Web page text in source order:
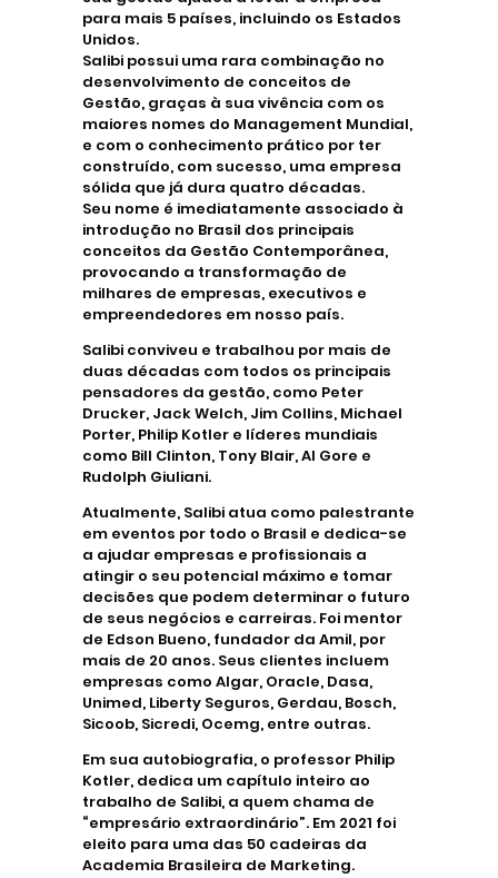
para mais 5 países, incluindo os Estados
Unidos.
Salibi possui uma rara combinação no
desenvolvimento de conceitos de
Gestão, graças à sua vivência com os
maiores nomes do Management Mundial,
e com o conhecimento prático por ter
construído, com sucesso, uma empresa
sólida que já dura quatro décadas.
Seu nome é imediatamente associado à
introdução no Brasil dos principais
conceitos da Gestão Contemporânea,
provocando a transformação de
milhares de empresas, executivos e
empreendedores em nosso país.
Salibi conviveu e trabalhou por mais de
duas décadas com todos os principais
pensadores da gestão, como Peter
Drucker, Jack Welch, Jim Collins, Michael
Porter, Philip Kotler e líderes mundiais
como Bill Clinton, Tony Blair, Al Gore e
Rudolph Giuliani.
Atualmente, Salibi atua como palestrante
em eventos por todo o Brasil e dedica-se
a ajudar empresas e profissionais a
atingir o seu potencial máximo e tomar
decisões que podem determinar o futuro
de seus negócios e carreiras. Foi mentor
de Edson Bueno, fundador da Amil, por
mais de 20 anos. Seus clientes incluem
empresas como Algar, Oracle, Dasa,
Unimed, Liberty Seguros, Gerdau, Bosch,
Sicoob, Sicredi, Ocemg, entre outras.
Em sua autobiografia, o professor Philip
Kotler, dedica um capítulo inteiro ao
trabalho de Salibi, a quem chama de
“empresário extraordinário”. Em 2021 foi
eleito para uma das 50 cadeiras da
Academia Brasileira de Marketing.